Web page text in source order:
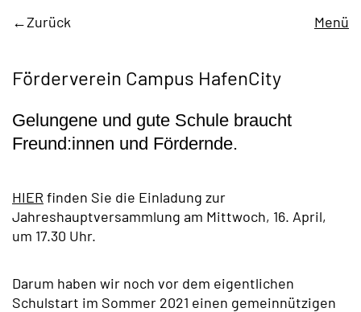
Zurück Menü
Förderverein Campus HafenCity
Gelungene und gute Schule braucht
Freund:innen und Fördernde.
HIER finden Sie die Einladung zur
Jahreshauptversammlung am Mittwoch, 16. April,
um 17.30 Uhr.
Darum haben wir noch vor dem eigentlichen
Schulstart im Sommer 2021 einen gemeinnützigen